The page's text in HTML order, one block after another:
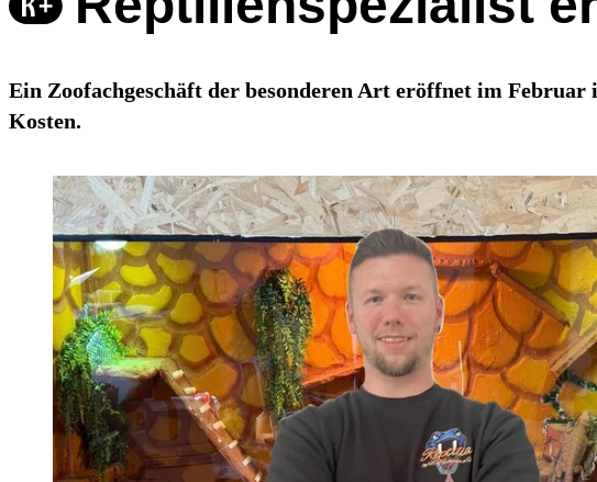
Ein Zoofachgeschäft der besonderen Art eröffnet im
Kosten.